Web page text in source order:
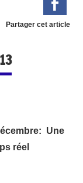
Partager cet article
Une
réel